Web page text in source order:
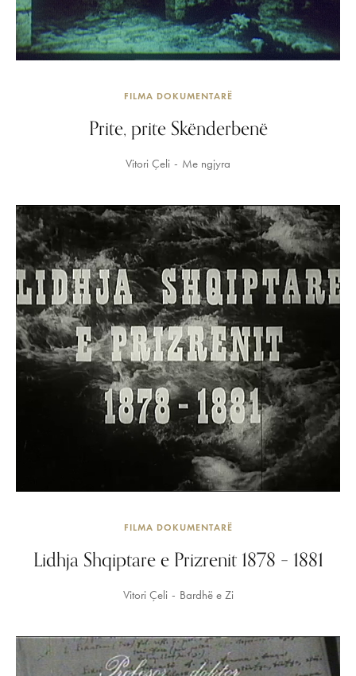
FILMA DOKUMENTARË
Prite, prite Skënderbenë
Vitori Çeli Me ngjyra
FILMA DOKUMENTARË
Lidhja Shqiptare e Prizrenit 1878 – 1881
Vitori Çeli Bardhë e Zi